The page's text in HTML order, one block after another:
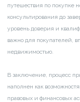
путешествия по покупке
консультирования до
уровень доверия и
важно для покупателей,
недвижимостью.
В заключение, процесс
наполнен как
правовых и финансовых